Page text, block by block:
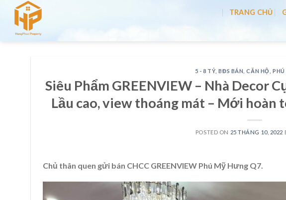
content
TRANG CHỦ
5 - 8 TỶ ,BĐS BÁN ,CĂN HỘ PHÚ
Siêu Phẩm GREENVIEW – Nhà Decor
Lầu cao, view thoáng mát – Mới hoàn
POSTED ON 25 THÁNG 10, 2022
Chủ thân quen gửi bán CHCC GREENVIEW Phú Mỹ Hưng Q7.